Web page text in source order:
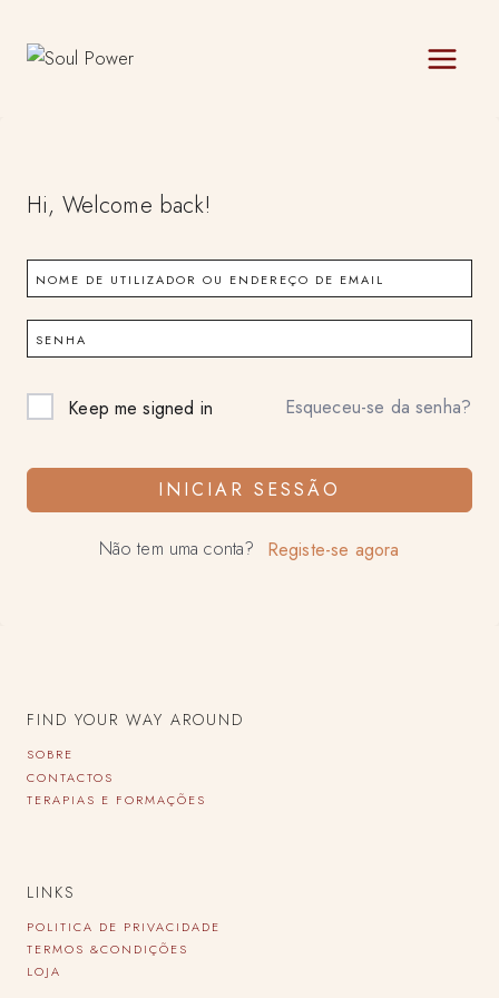
content
Hi, Welcome back!
Keep me signed in Esqueceu-se da senha?
INICIAR SESSÃO
Não tem uma conta? Registe-se agora
FIND YOUR WAY AROUND
SOBRE
CONTACTOS
TERAPIAS E FORMAÇÕES
LINKS
POLITICA DE PRIVACIDADE
TERMOS &CONDIÇÕES
LOJA